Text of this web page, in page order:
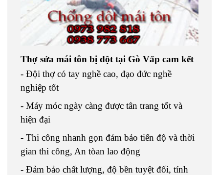
Thợ sửa mái tôn bị dột tại Gò Vấp cam kết
- Đội thợ có tay nghề cao, đạo đức nghề
nghiệp tốt
- Máy móc ngày càng được tân trang tốt và
hiện đại
- Thi công nhanh gọn đảm bảo tiến độ và thời
gian thi công, An tòan lao động
- Đảm bảo chất lượng, độ bền tuyệt đối, tính